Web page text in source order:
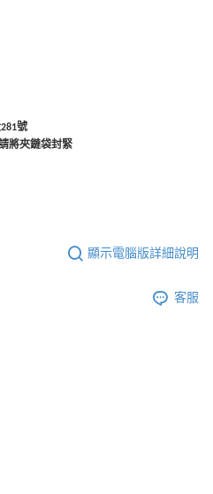
281號
將夾鏈袋封緊
顯示電腦版詳細說明
客服